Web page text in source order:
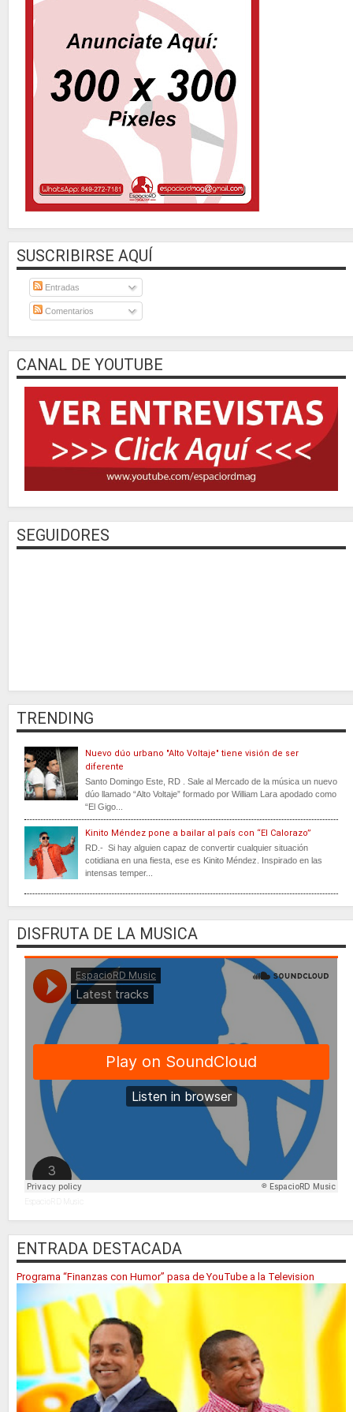
SUSCRIBIRSE AQUÍ
Entradas
Comentarios
CANAL DE YOUTUBE
SEGUIDORES
TRENDING
Nuevo dúo urbano "Alto Voltaje" tiene visión de ser
diferente
Santo Domingo Este, RD . Sale al Mercado de la música un nuevo
dúo llamado “Alto Voltaje” formado por William Lara apodado como
“El Gigo...
Kinito Méndez pone a bailar al país con “El Calorazo”
RD.- Si hay alguien capaz de convertir cualquier situación
cotidiana en una fiesta, ese es Kinito Méndez. Inspirado en las
intensas temper...
DISFRUTA DE LA MUSICA
EspacioRD Music
ENTRADA DESTACADA
Programa “Finanzas con Humor” pasa de YouTube a la Television